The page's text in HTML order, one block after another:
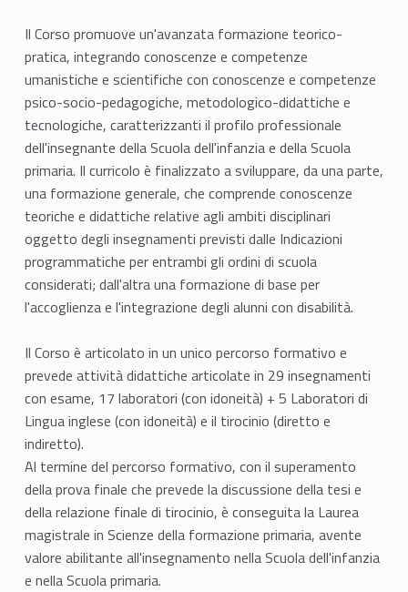
Il Corso promuove un'avanzata formazione teorico-
pratica, integrando conoscenze e competenze
umanistiche e scientifiche con conoscenze e competenze
psico-socio-pedagogiche, metodologico-didattiche e
tecnologiche, caratterizzanti il profilo professionale
dell'insegnante della Scuola dell'infanzia e della Scuola
primaria. Il curricolo è finalizzato a sviluppare, da una parte,
una formazione generale, che comprende conoscenze
teoriche e didattiche relative agli ambiti disciplinari
oggetto degli insegnamenti previsti dalle Indicazioni
programmatiche per entrambi gli ordini di scuola
considerati; dall'altra una formazione di base per
l'accoglienza e l'integrazione degli alunni con disabilità.
Il Corso è articolato in un unico percorso formativo e
prevede attività didattiche articolate in 29 insegnamenti
con esame, 17 laboratori (con idoneità) + 5 Laboratori di
Lingua inglese (con idoneità) e il tirocinio (diretto e
indiretto).
Al termine del percorso formativo, con il superamento
della prova finale che prevede la discussione della tesi e
della relazione finale di tirocinio, è conseguita la Laurea
magistrale in Scienze della formazione primaria, avente
valore abilitante all'insegnamento nella Scuola dell'infanzia
e nella Scuola primaria.